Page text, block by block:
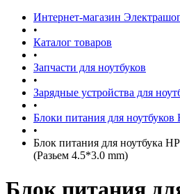
Интернет-магазин
•
Каталог товаров
•
Запчасти для ноутбуков
•
Зарядные устройства для
•
Блоки питания для ноутбуков
•
Блок питания для ноутбука
(Разьем 4.5*3.0 mm)